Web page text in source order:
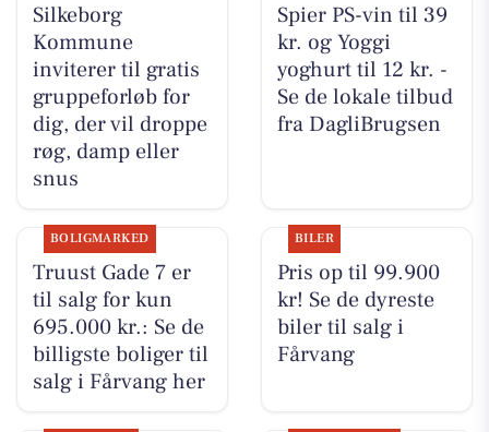
Silkeborg
Kommune
inviterer til gratis
gruppeforløb for
dig, der vil droppe
røg, damp eller
snus
Spier PS-vin til 39
kr. og Yoggi
yoghurt til 12 kr. -
Se de lokale tilbud
fra DagliBrugsen
BOLIGMARKED
Truust Gade 7 er
til salg for kun
695.000 kr.: Se de
billigste boliger til
salg i Fårvang her
BILER
Pris op til 99.900
kr! Se de dyreste
biler til salg i
Fårvang